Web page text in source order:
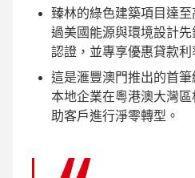
臻林的綠色建築項目達
過美國能源與環境設計
認證，並專享優惠貸款利
這是滙豐澳門推出的首
本地企業在粵港澳大灣區
助客戶進行淨零轉型。